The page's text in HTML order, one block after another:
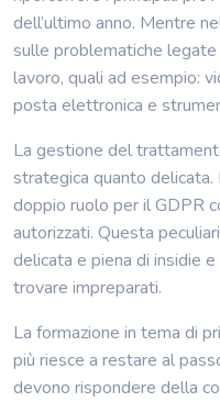
dell’ultimo anno. Mentre
sulle problematiche
lavoro, quali ad esempio:
posta elettronica e
La gestione del
strategica quanto delicata.
doppio ruolo per il GDPR
autorizzati. Questa
delicata e piena di insidie
trovare impreparati.
La formazione in tema di
più riesce a restare al
devono rispondere della